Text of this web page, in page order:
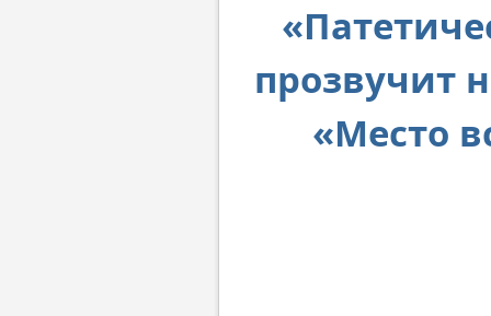
прозвучит
«Место